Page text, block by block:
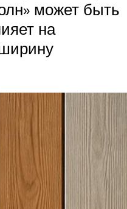
может быть
на